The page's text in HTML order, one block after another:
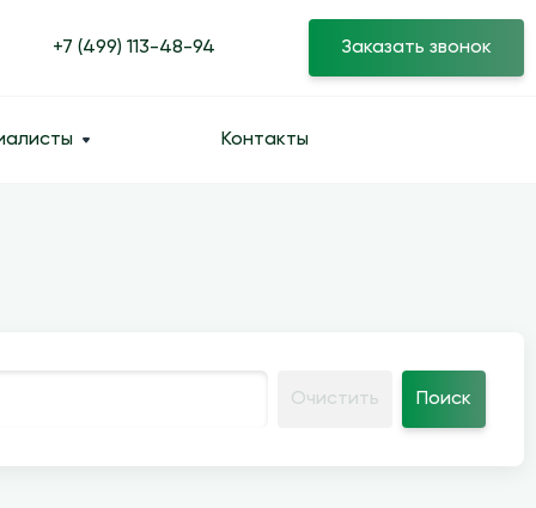
+7 (499) 113-48-94 Заказать звонок
Контакты
Очистить Поиск